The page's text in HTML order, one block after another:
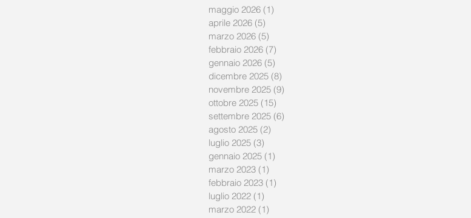
maggio 2026 (1)
aprile 2026 (5)
marzo 2026 (5)
febbraio 2026 (7)
gennaio 2026 (5)
dicembre 2025 (8)
novembre 2025 (9)
ottobre 2025 (15)
settembre 2025 (6)
agosto 2025 (2)
luglio 2025 (3)
gennaio 2025 (1)
marzo 2023 (1)
febbraio 2023 (1)
luglio 2022 (1)
marzo 2022 (1)